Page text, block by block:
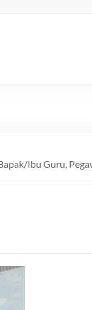
Ibu Guru,